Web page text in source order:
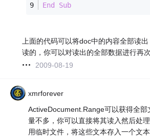
End
Sub
上面的代码可以将doc中的内容全部读
读的，你可以对读出的全部数据进行再次
2009-08-19
xmrforever
ActiveDocument.Range可以获得全部
量不多，你可以直接将其读入然后处
用临时文件，将这些文本存入一个文